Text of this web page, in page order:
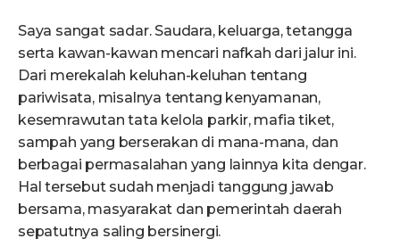
Saya sangat sadar. Saudara, keluarga, tetangga
serta kawan-kawan mencari nafkah dari jalur ini.
Dari merekalah keluhan-keluhan tentang
pariwisata, misalnya tentang kenyamanan,
kesemrawutan tata kelola parkir, mafia tiket,
sampah yang berserakan di mana-mana, dan
berbagai permasalahan yang lainnya kita dengar.
Hal tersebut sudah menjadi tanggung jawab
bersama, masyarakat dan pemerintah daerah
sepatutnya saling bersinergi.